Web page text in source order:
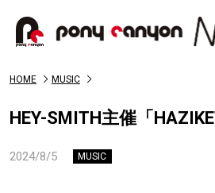
HOME MUSIC
HEY-SMITH主催「
2024/8/5 MUSIC